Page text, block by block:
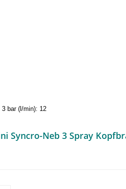
bar (l/min): 12
Syncro-Neb 3 Spray